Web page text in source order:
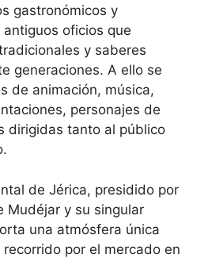
gastronómicos y
oficios que
y saberes
generaciones. A ello se
de animación, música,
personajes de
dirigidas tanto al público
de Jérica, presidido por
Mudéjar y su singular
una atmósfera única
por el mercado en